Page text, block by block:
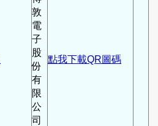
敦
電
子
股
份
有
限
公
司
點我下載QR圖碼